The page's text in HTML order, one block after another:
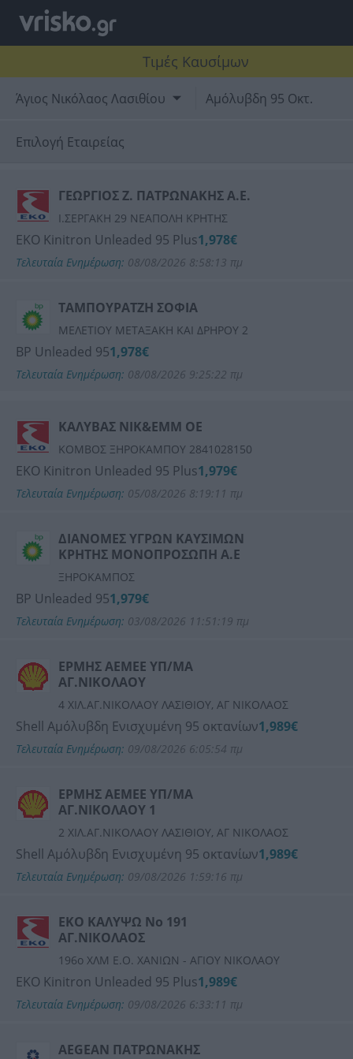
Τιμές Καυσίμων
Άγιος Νικόλαος Λασιθίου Αμόλυβδη 95 Οκτ.
Επιλογή Εταιρείας
ΑΙΓΑΙΟ (AEGEAN)
ΓΕΩΡΓΙΟΣ Ζ. ΠΑΤΡΩΝΑΚΗΣ Α.Ε.
Ι.ΣΕΡΓΑΚΗ 29 ΝΕΑΠΟΛΗ ΚΡΗΤΗΣ
ΕΚΟ Kinitron Unleaded 95 Plus1,978€
Τελευταία Ενημέρωση: 08/08/2026 8:58:13 πμ
ΤΑΜΠΟΥΡΑΤΖΗ ΣΟΦΙΑ
ΜΕΛΕΤΙΟΥ ΜΕΤΑΞΑΚΗ ΚΑΙ ΔΡΗΡΟΥ 2
BP Unleaded 951,978€
Τελευταία Ενημέρωση: 08/08/2026 9:25:22 πμ
ΚΑΛΥΒΑΣ ΝΙΚ&ΕΜΜ ΟΕ
ΚΟΜΒΟΣ ΞΗΡΟΚΑΜΠΟΥ 2841028150
ΕΚΟ Kinitron Unleaded 95 Plus1,979€
Τελευταία Ενημέρωση: 05/08/2026 8:19:11 πμ
ΔΙΑΝΟΜΕΣ ΥΓΡΩΝ ΚΑΥΣΙΜΩΝ
ΚΡΗΤΗΣ ΜΟΝΟΠΡΟΣΩΠΗ Α.Ε
ΞΗΡΟΚΑΜΠΟΣ
BP Unleaded 951,979€
Τελευταία Ενημέρωση: 03/08/2026 11:51:19 πμ
ΕΡΜΗΣ ΑΕΜΕΕ ΥΠ/ΜΑ
ΑΓ.ΝΙΚΟΛΑΟΥ
4 ΧΙΛ.ΑΓ.ΝΙΚΟΛΑΟΥ ΛΑΣΙΘΙΟΥ, ΑΓ ΝΙΚΟΛΑΟΣ
Shell Αμόλυβδη Ενισχυμένη 95 οκτανίων1,989€
Τελευταία Ενημέρωση: 09/08/2026 6:05:54 πμ
ΕΡΜΗΣ ΑΕΜΕΕ ΥΠ/ΜΑ
ΑΓ.ΝΙΚΟΛΑΟΥ 1
2 ΧΙΛ.ΑΓ.ΝΙΚΟΛΑΟΥ ΛΑΣΙΘΙΟΥ, ΑΓ ΝΙΚΟΛΑΟΣ
Shell Αμόλυβδη Ενισχυμένη 95 οκτανίων1,989€
Τελευταία Ενημέρωση: 09/08/2026 1:59:16 πμ
ΕΚΟ ΚΑΛΥΨΩ Νο 191
ΑΓ.ΝΙΚΟΛΑΟΣ
196ο ΧΛΜ Ε.Ο. ΧΑΝΙΩΝ - ΑΓΙΟΥ ΝΙΚΟΛΑΟΥ
ΕΚΟ Kinitron Unleaded 95 Plus1,989€
Τελευταία Ενημέρωση: 09/08/2026 6:33:11 πμ
AEGEAN ΠΑΤΡΩΝΑΚΗΣ